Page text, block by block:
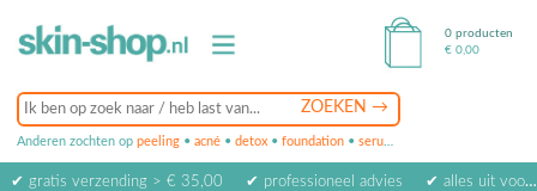
Anderen zochten op peeling • acné • detox • foundation • serum
0 producten
€ 0,00
✔ gratis verzending > € 35,00 ✔ professioneel advies
✔ alles uit voorraad leverbaar